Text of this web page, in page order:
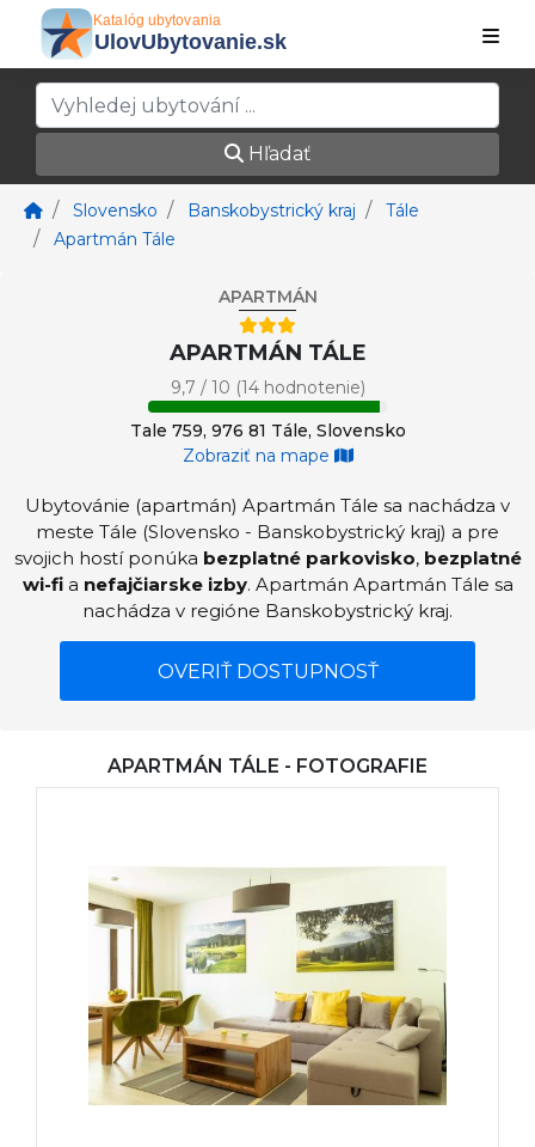
Hľadať
Slovensko Banskobystrický kraj
Tále
Apartmán Tále
APARTMÁN
APARTMÁN TÁLE
9,7 / 10 (14 hodnotenie)
Tale 759, 976 81 Tále, Slovensko
Zobraziť na mape
Ubytovánie (apartmán) Apartmán Tále sa nachádza v
meste Tále (Slovensko - Banskobystrický kraj) a pre
svojich hostí ponúka bezplatné parkovisko, bezplatné
wi-fia nefajčiarske izby. Apartmán Apartmán Tále sa
nachádza v regióne Banskobystrický kraj.
OVERIŤ DOSTUPNOSŤ
APARTMÁN TÁLE - FOTOGRAFIE